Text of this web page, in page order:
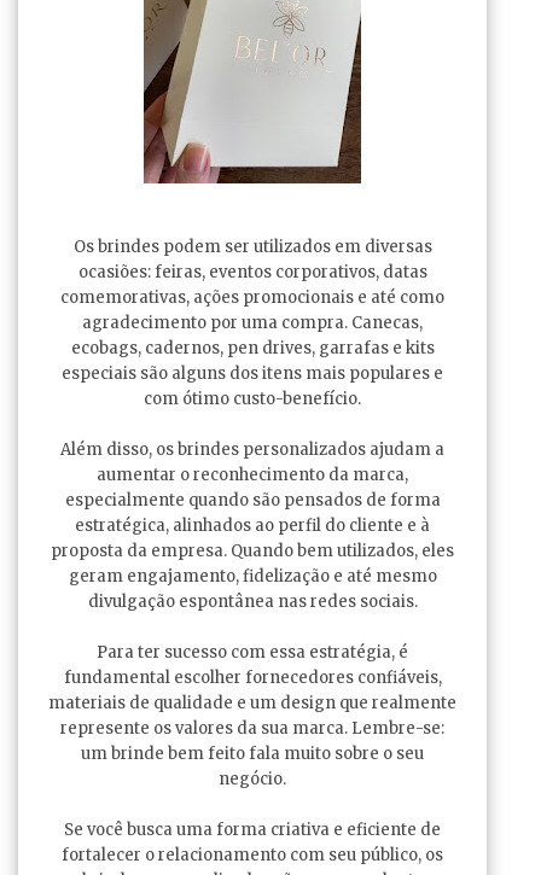
Os brindes podem ser utilizados em diversas
ocasiões: feiras, eventos corporativos, datas
comemorativas, ações promocionais e até como
agradecimento por uma compra. Canecas,
ecobags, cadernos, pen drives, garrafas e kits
especiais são alguns dos itens mais populares e
com ótimo custo-benefício.
Além disso, os brindes personalizados ajudam a
aumentar o reconhecimento da marca,
especialmente quando são pensados de forma
estratégica, alinhados ao perfil do cliente e à
proposta da empresa. Quando bem utilizados, eles
geram engajamento, fidelização e até mesmo
divulgação espontânea nas redes sociais.
Para ter sucesso com essa estratégia, é
fundamental escolher fornecedores confiáveis,
materiais de qualidade e um design que realmente
represente os valores da sua marca. Lembre-se:
um brinde bem feito fala muito sobre o seu
negócio.
Se você busca uma forma criativa e eficiente de
fortalecer o relacionamento com seu público, os